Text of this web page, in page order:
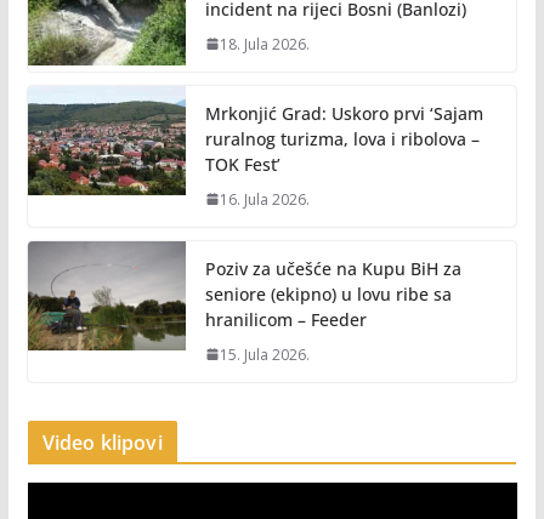
incident na rijeci Bosni (Banlozi)
18. Jula 2026.
Mrkonjić Grad: Uskoro prvi ‘Sajam
ruralnog turizma, lova i ribolova –
TOK Fest’
16. Jula 2026.
Poziv za učešće na Kupu BiH za
seniore (ekipno) u lovu ribe sa
hranilicom – Feeder
15. Jula 2026.
Video klipovi